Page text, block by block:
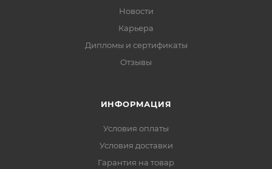
Новости
Карьера
Дипломы и сертификаты
Отзывы
ИНФОРМАЦИЯ
Условия оплаты
Условия доставки
Гарантия на товар